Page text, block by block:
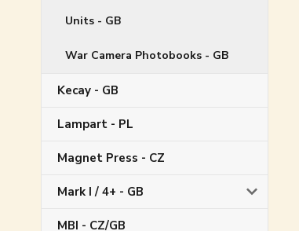
Units - GB
War Camera Photobooks - GB
Kecay - GB
Lampart - PL
Magnet Press - CZ
Mark I / 4+ - GB
MBI - CZ/GB